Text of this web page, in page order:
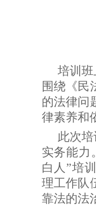
培训
围绕《民
的法律问
律素养和
此次
实务能力
白人”培
理工作队
靠法的法